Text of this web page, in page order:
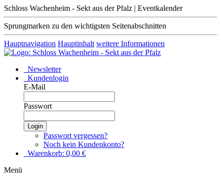
Schloss Wachenheim - Sekt aus der Pfalz | Eventkalender
Sprungmarken zu den wichtigsten Seitenabschnitten
Hauptnavigation Hauptinhalt weitere Informationen
Newsletter
Kundenlogin
E-Mail
Passwort
Login
Passwort vergessen?
Noch kein Kundenkonto?
Warenkorb: 0,00 €
Menü